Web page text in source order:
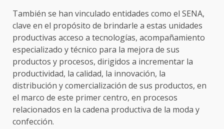
También se han vinculado entidades como el SENA,
clave en el propósito de brindarle a estas unidades
productivas acceso a tecnologías, acompañamiento
especializado y técnico para la mejora de sus
productos y procesos, dirigidos a incrementar la
productividad, la calidad, la innovación, la
distribución y comercialización de sus productos, en
el marco de este primer centro, en procesos
relacionados en la cadena productiva de la moda y
confección.